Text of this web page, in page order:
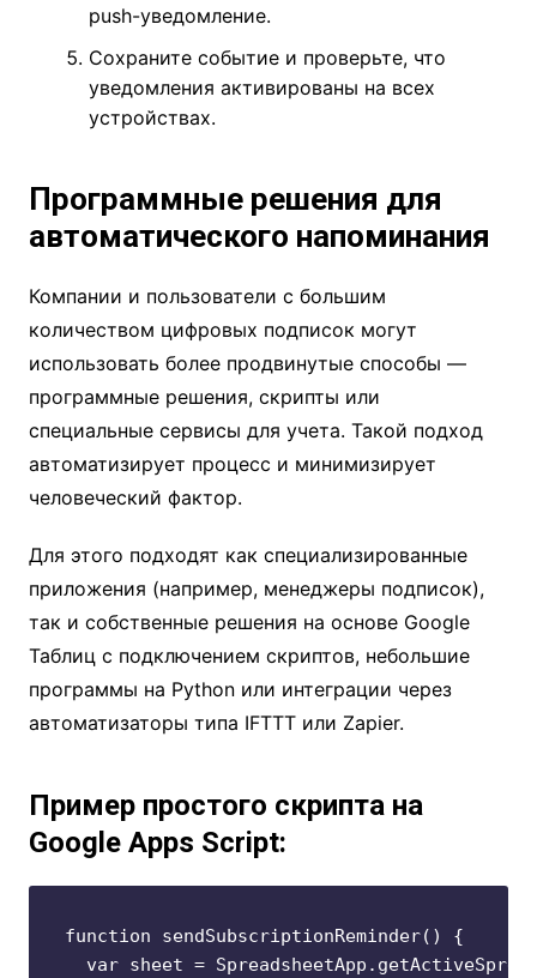
push-уведомление.
Сохраните событие и проверьте, что
уведомления активированы на всех
устройствах.
Программные решения для
автоматического напоминания
Компании и пользователи с большим
количеством цифровых подписок могут
использовать более продвинутые способы —
программные решения, скрипты или
специальные сервисы для учета. Такой подход
автоматизирует процесс и минимизирует
человеческий фактор.
Для этого подходят как специализированные
приложения (например, менеджеры подписок),
так и собственные решения на основе Google
Таблиц с подключением скриптов, небольшие
программы на Python или интеграции через
автоматизаторы типа IFTTT или Zapier.
Пример простого скрипта на
Google Apps Script:
function sendSubscriptionReminder() {
var sheet =